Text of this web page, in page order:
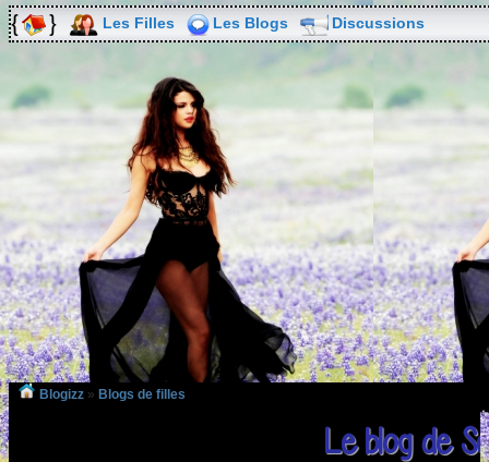
Les Filles Les Blogs Discussions
Blogizz » Blogs de filles
Le blog de